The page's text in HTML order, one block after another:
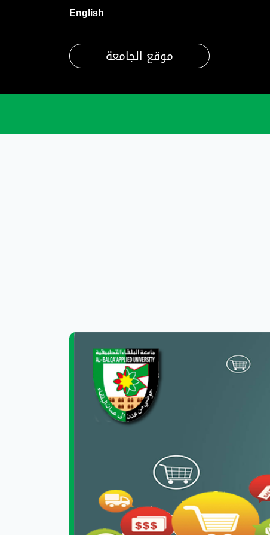
English
موقع الجامعة